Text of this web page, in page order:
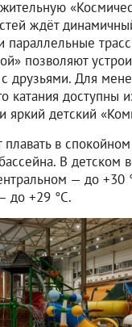
ждёт
параллельные
позволяют
друзьями. Для
катания доступны
яркий детский
в
В детском
— до +30
до +29 °C.